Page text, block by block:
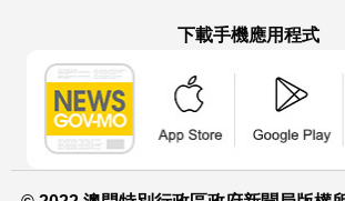
下載手機應用程式